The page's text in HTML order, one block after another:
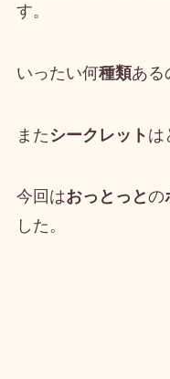
す。
いったい何種類ある
また シークレット は
今回はおっとっとの
した。